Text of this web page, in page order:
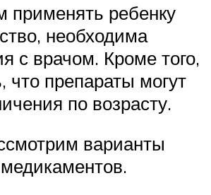
применять ребенку
необходима
с врачом. Кроме того,
что препараты могут
по возрасту.
варианты